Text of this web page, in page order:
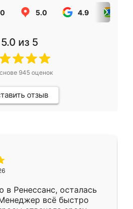
5.0 4.9
5.0 из 5
945оценок
отзыв
в Ренессанс, осталась
всё быстро